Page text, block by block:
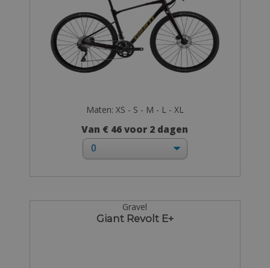
Maten: XS - S - M - L - XL
Van € 46 voor 2 dagen
Gravel
Giant Revolt E+